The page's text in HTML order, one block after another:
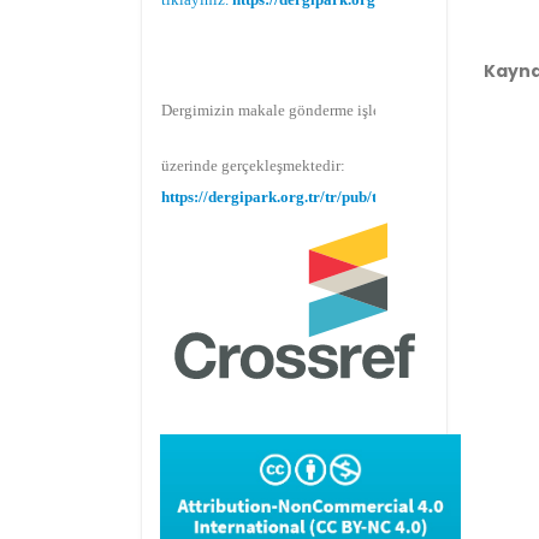
https://dergipark.org.tr/tr/pub/teke
Makale gönderimi için Dergipark sitemizi
https://dergipark.org.tr/tr/pub/teke
TR DIZIN 2020 Etik Kriterleri kapsamında,
dergimize 2020 yılında gönderilen ve